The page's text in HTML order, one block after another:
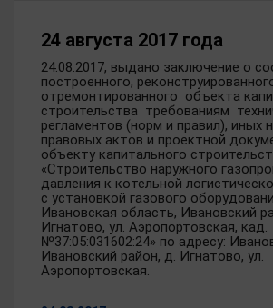
24 августа 2017 года
24.08.2017, выдано заключение о
построенного,
отремонтированного объекта
строительства требованиям
регламентов (норм и правил), иных
правовых актов и проектной
объекту капитального
«Строительство наружного
давления к котельной
с установкой газового
Ивановская область, Ивановский
Игнатово, ул. Аэропортовская, кад.
№37:05:031602:24» по адресу:
Ивановский район, д. Игнатово, ул.
Аэропортовская.